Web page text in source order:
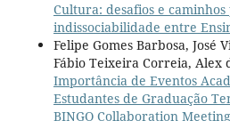
Cultura: desafios e caminhos
indissociabilidade entre
Felipe Gomes Barbosa, José
Fábio Teixeira Correia, Alex
Importância de Eventos
Estudantes de Graduação
BINGO Collaboration Meeting